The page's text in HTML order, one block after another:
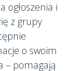
ogłoszenia i
z grupy
o swoim
– pomagają